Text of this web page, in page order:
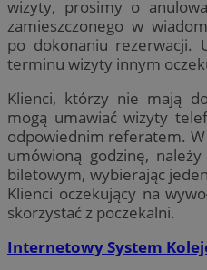
wizyty, prosimy o
zamieszczonego w
po dokonaniu rezerwacji.
terminu wizyty innym
Klienci, którzy nie mają
mogą umawiać wizyty
odpowiednim referatem.
umówioną godzinę,
biletowym, wybierając
Klienci oczekujący na
skorzystać z poczekalni.
Internetowy System